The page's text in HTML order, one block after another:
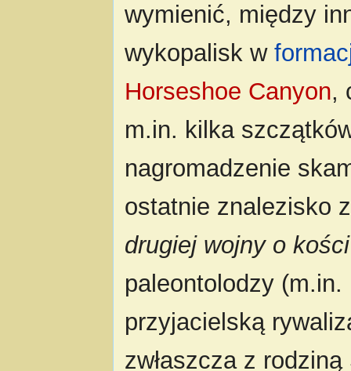
wymienić, między
wykopalisk w
Horseshoe Canyon,
m.in. kilka
nagromadzenie
ostatnie znalezisko
drugiej wojny o kości
paleontolodzy
przyjacielską
zwłaszcza z